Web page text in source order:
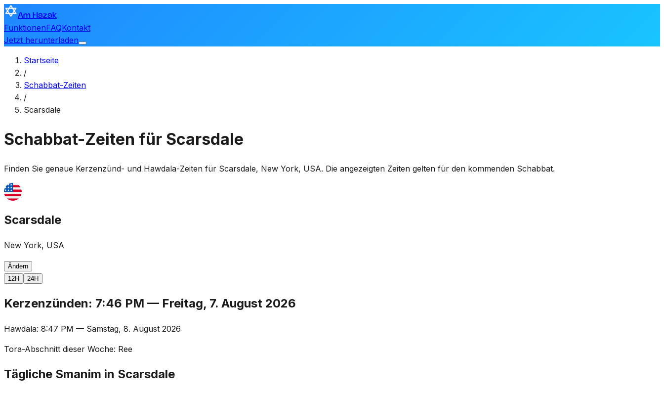
Am Hazak
FunktionenFAQKontakt
Jetzt herunterladen
Startseite
/
Schabbat-Zeiten
/
Scarsdale
Schabbat-Zeiten für Scarsdale
Finden Sie genaue Kerzenzünd- und Hawdala-Zeiten für Scarsdale, New York, USA. Die angezeigten Zeiten gelten für den kommenden Schabbat.
Scarsdale
New York, USA
Ändern
12H
24H
Kerzenzünden: 7:46 PM — Freitag, 7. August 2026
Hawdala: 8:47 PM — Samstag, 8. August 2026
Tora-Abschnitt dieser Woche: Ree
Tägliche Smanim in Scarsdale